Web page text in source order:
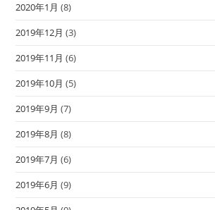
2020年1月 (8)
2019年12月 (3)
2019年11月 (6)
2019年10月 (5)
2019年9月 (7)
2019年8月 (8)
2019年7月 (6)
2019年6月 (9)